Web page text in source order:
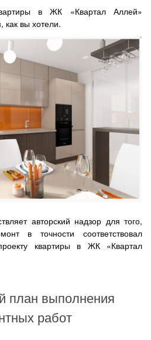
в ЖК «Квартал Аллей»
как вы хотели.
авторский надзор для того,
в точности соответствовал
квартиры в ЖК «Квартал
план выполнения
работ